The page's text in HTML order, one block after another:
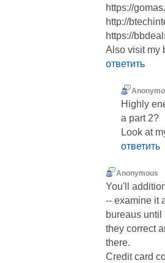
https://
http://
https://
Also visit my
ответить
Highly
a part 2?
Look at
ответить
Anonymous
You'll
-- examine it
bureaus until
they correct
there.
Credit card